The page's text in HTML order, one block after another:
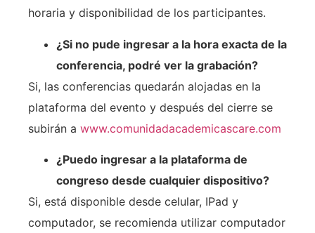
horaria y disponibilidad de los participantes.
¿Si no pude ingresar a la hora exacta de la
conferencia, podré ver la grabación?
Si, las conferencias quedarán alojadas en la
plataforma del evento y después del cierre se
subirán a www.comunidadacademicascare.com
¿Puedo ingresar a la plataforma de
congreso desde cualquier dispositivo?
Si, está disponible desde celular, IPad y
computador, se recomienda utilizar computador